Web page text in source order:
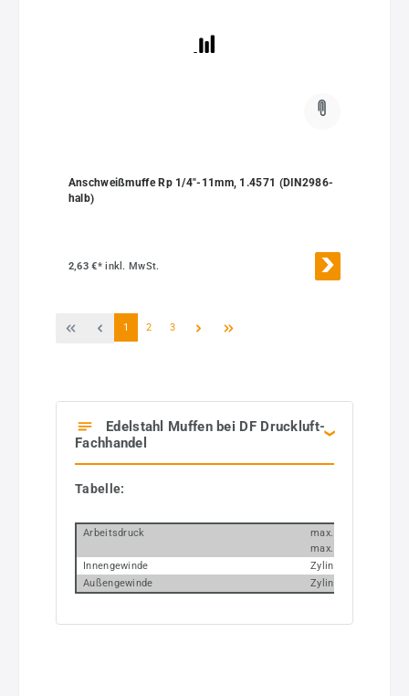
Anschweißmuffe Rp 1/4"-11mm, 1.4571 (DIN2986-
halb)
2,63 €*inkl. MwSt.
Seite
1 Seite
2 Seite
3
Edelstahl Muffen bei DF Druckluft-
Fachhandel
Tabelle:
Arbeitsdruck
max. 20 bar
max. 10 bar bei den
Innengewinde
Zylindrisch nach
Außengewinde
Zylindrisch nach